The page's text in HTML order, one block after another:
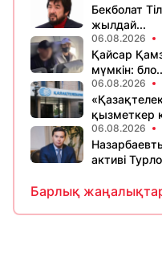
Бекболат
жылдай...
06.08.2026
Қайсар
мүмкін:
06.08.2026
қызметкер
06.08.2026
активі
Барлық